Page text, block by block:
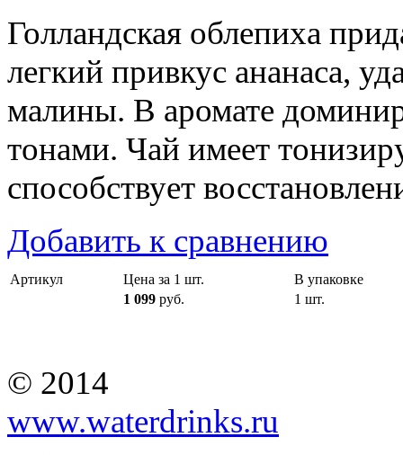
Голландская облепиха
легкий привкус ананаса,
малины. В аромате
тонами. Чай имеет
способствует
Добавить к сравнению
Артикул Цена за 1 шт.
В упаковке
1 099 руб. 1 шт.
© 2014
www.waterdrinks.ru